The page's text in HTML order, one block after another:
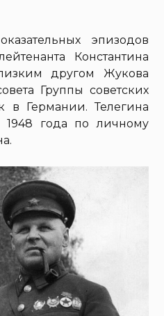
эпизодов
Константина
другом Жукова
Группы советских
в Германии. Телегина
1948 года по личному